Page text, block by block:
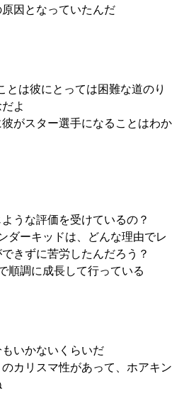
因となっていたんだ
とは彼にとっては困難な道のり
よ
がスター選手になることはわか
うな評価を受けているの？
ダーキッドは、どんな理由でレ
きずに苦労したんだろう？
順調に成長して行っている
いかないくらいだ
リスマ性があって、ホアキン